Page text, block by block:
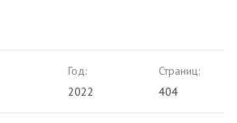
Год:
2022
Страниц:
404